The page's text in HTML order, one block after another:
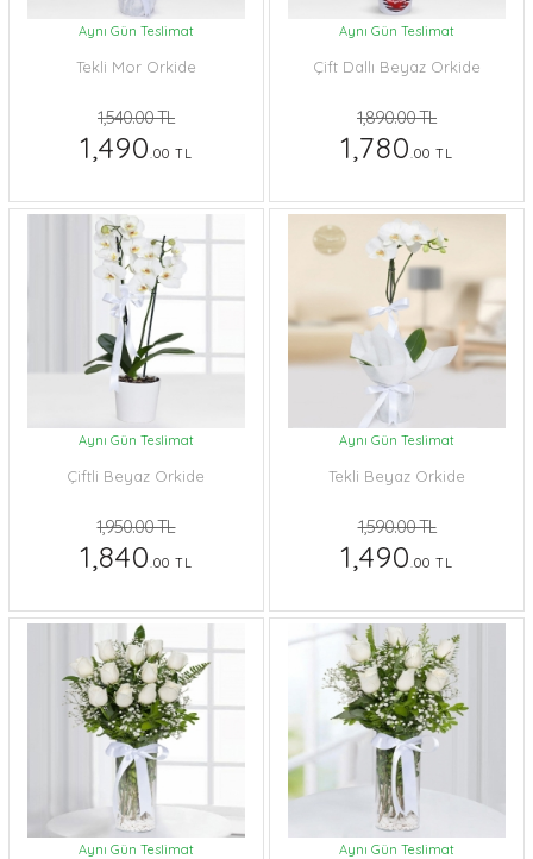
Aynı Gün Teslimat
Tekli Mor Orkide
1,540.00 TL
1,490.00 TL
Aynı Gün Teslimat
Çift Dallı Beyaz Orkide
1,890.00 TL
1,780.00 TL
Aynı Gün Teslimat
Çiftli Beyaz Orkide
1,950.00 TL
1,840.00 TL
Aynı Gün Teslimat
Tekli Beyaz Orkide
1,590.00 TL
1,490.00 TL
Aynı Gün Teslimat Aynı Gün Teslimat